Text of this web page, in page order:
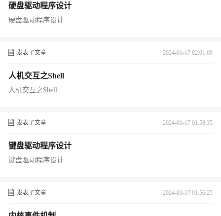
硬盘驱动程序设计
硬盘驱动程序设计
发表了文章 2024-01-17 02:01:09
人机交互之Shell
人机交互之Shell
发表了文章 2024-01-17 01:58:35
键盘驱动程序设计
键盘驱动程序设计
发表了文章 2024-01-17 01:56:25